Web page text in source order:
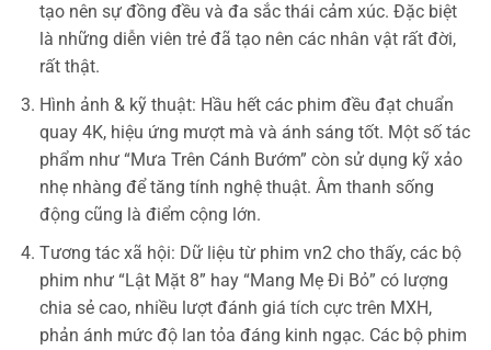
tạo nên sự đồng đều và đa sắc thái cảm xúc. Đặc biệt
là những diễn viên trẻ đã tạo nên các nhân vật rất đời,
rất thật.
Hình ảnh & kỹ thuật: Hầu hết các phim đều đạt chuẩn
quay 4K, hiệu ứng mượt mà và ánh sáng tốt. Một số tác
phẩm như “Mưa Trên Cánh Bướm” còn sử dụng kỹ xảo
nhẹ nhàng để tăng tính nghệ thuật. Âm thanh sống
động cũng là điểm cộng lớn.
Tương tác xã hội: Dữ liệu từ phim vn2 cho thấy, các bộ
phim như “Lật Mặt 8” hay “Mang Mẹ Đi Bỏ” có lượng
chia sẻ cao, nhiều lượt đánh giá tích cực trên MXH,
phản ánh mức độ lan tỏa đáng kinh ngạc. Các bộ phim